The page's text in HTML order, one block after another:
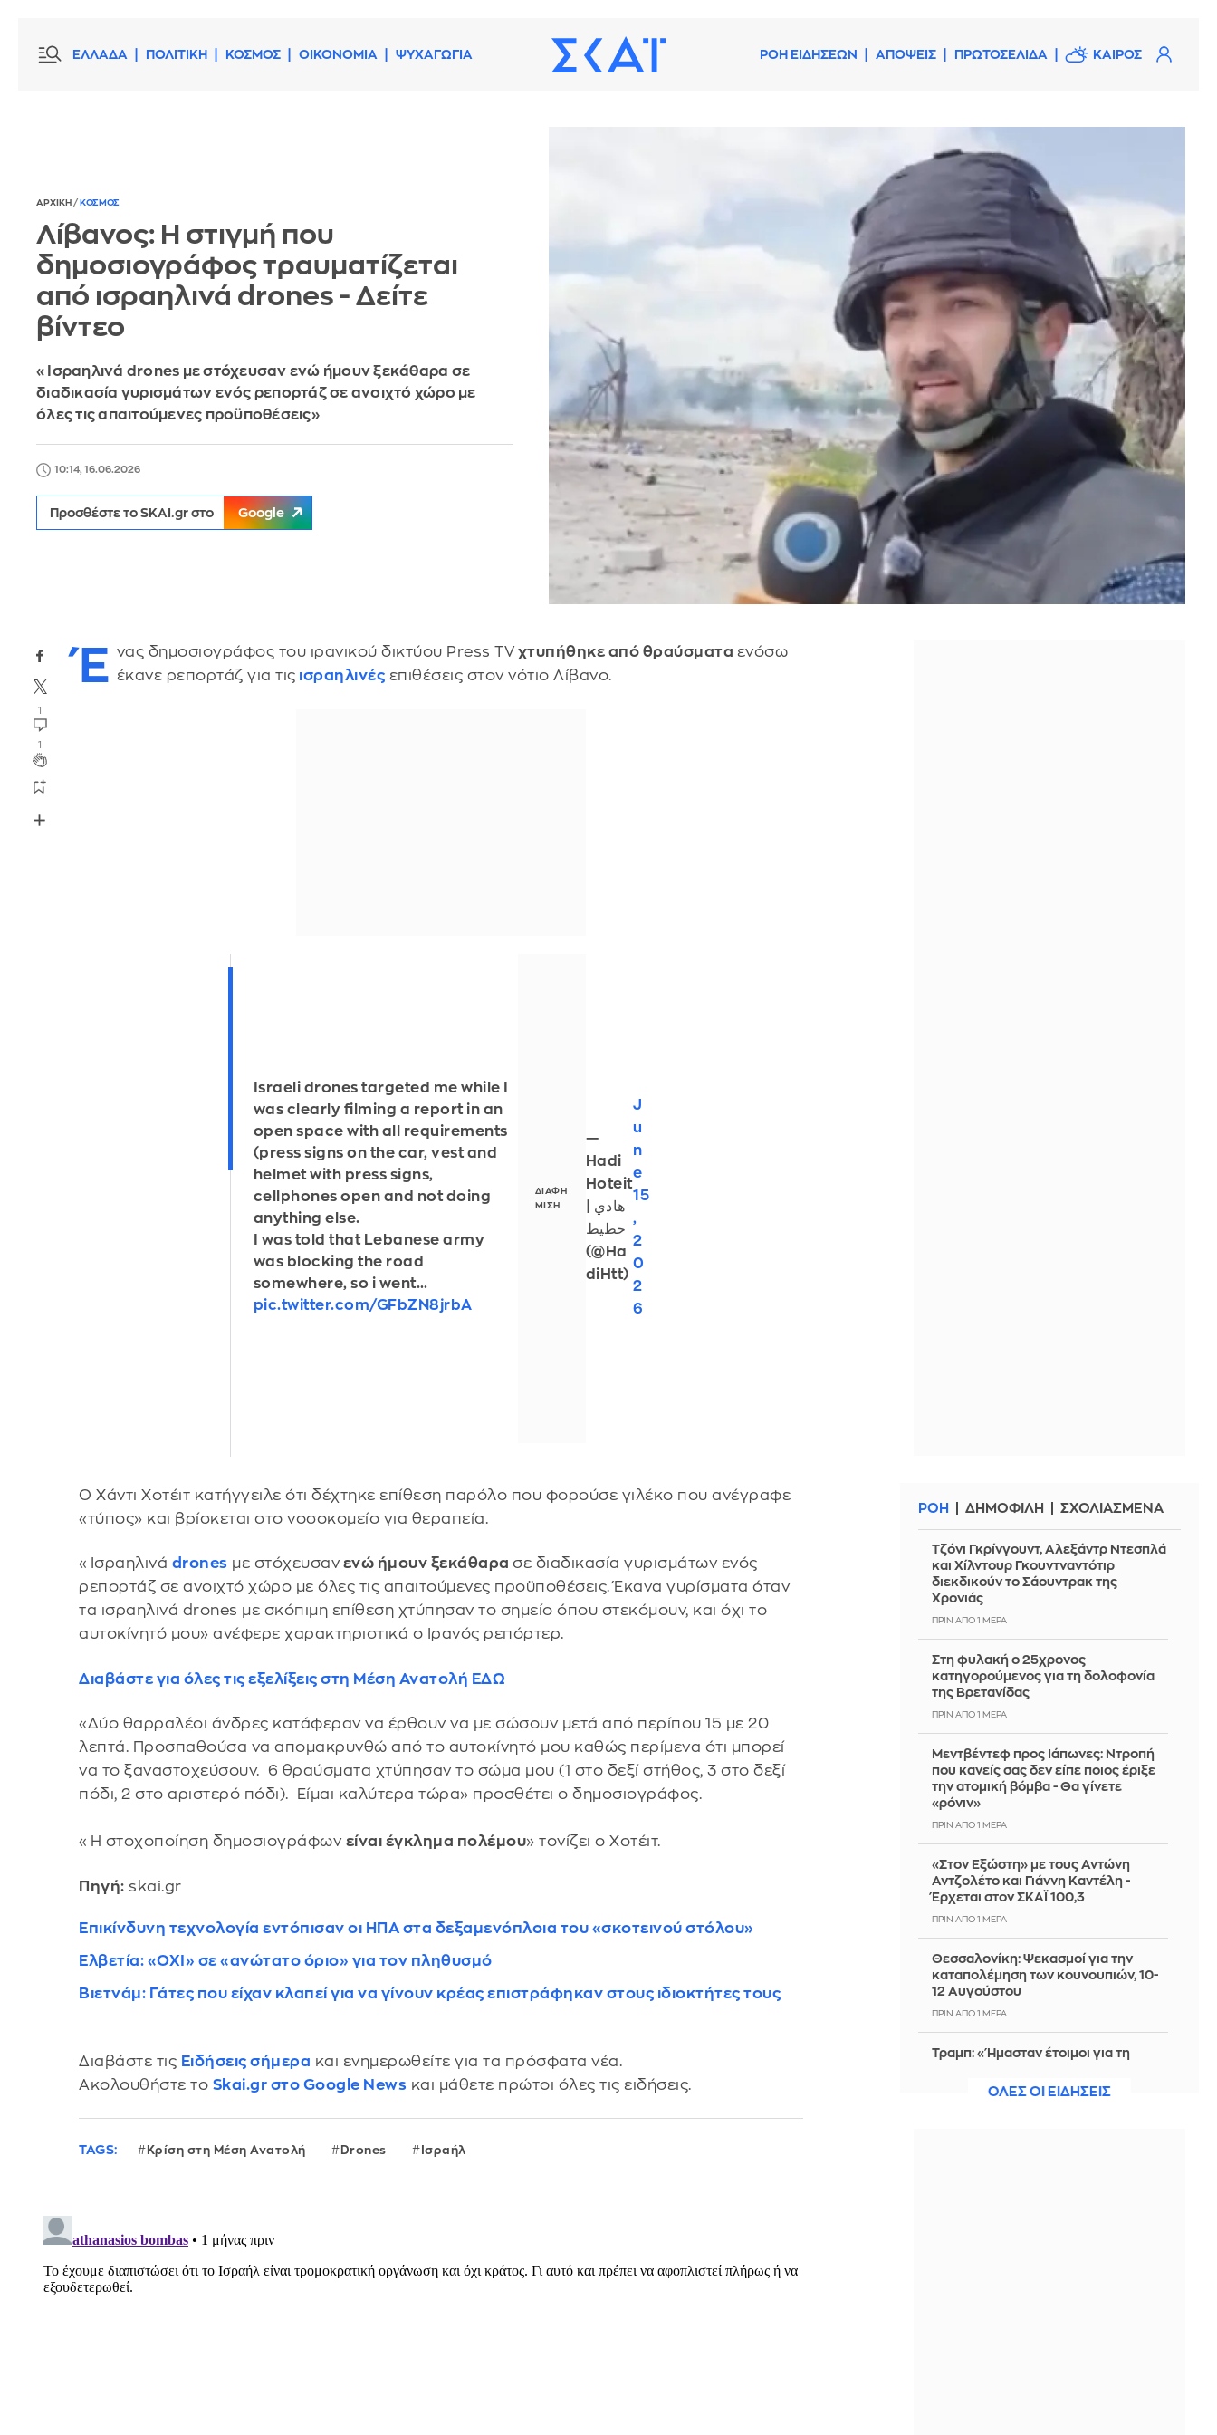
ΕΛΛΑΔΑ ΠΟΛΙΤΙΚΗ ΚΟΣΜΟΣ ΟΙΚΟΝΟΜΙΑ ΨΥΧΑΓΩΓΙΑ ΡΟΗ ΕΙΔΗΣΕΩΝ ΑΠΟΨΕΙΣ ΠΡΩΤΟΣΕΛΙΔΑ ΚΑΙΡΟΣ
ΑΡΧΙΚΗ / ΚΟΣΜΟΣ
Λίβανος: Η στιγμή που
δημοσιογράφος τραυματίζεται
από ισραηλινά drones - Δείτε
βίντεο
«Ισραηλινά drones με στόχευσαν ενώ ήμουν ξεκάθαρα σε
διαδικασία γυρισμάτων ενός ρεπορτάζ σε ανοιχτό χώρο με
όλες τις απαιτούμενες προϋποθέσεις»
10:14, 16.06.2026
Προσθέστε το SKAI.gr στο Google
1
1
Έ νας δημοσιογράφος του ιρανικού δικτύου Press TV χτυπήθηκε από θραύσματα ενόσω
έκανε ρεπορτάζ για τις ισραηλινές επιθέσεις στον νότιο Λίβανο.
Israeli drones targeted me while I
was clearly filming a report in an
open space with all requirements
(press signs on the car, vest and
helmet with press signs,
cellphones open and not doing
anything else.
I was told that Lebanese army
was blocking the road
somewhere, so i went…
pic.twitter.com/GFbZN8jrbA
—
Hadi
Hoteit
حطيط
(@Ha
diHtt)
J
u
n
e
15
,
2
0
2
6
Ο Χάντι Χοτέιτ κατήγγειλε ότι δέχτηκε επίθεση παρόλο που φορούσε γιλέκο που ανέγραφε
«τύπος» και βρίσκεται στο νοσοκομείο για θεραπεία.
«Ισραηλινά drones με στόχευσαν ενώ ήμουν ξεκάθαρασε διαδικασία γυρισμάτων ενός
ρεπορτάζ σε ανοιχτό χώρο με όλες τις απαιτούμενες προϋποθέσεις. Έκανα γυρίσματα όταν
τα ισραηλινά drones με σκόπιμη επίθεση χτύπησαν το σημείο όπου στεκόμουν, και όχι το
αυτοκίνητό μου» ανέφερε χαρακτηριστικά ο Ιρανός ρεπόρτερ.
Διαβάστε για όλες τις εξελίξεις στη Μέση Ανατολή ΕΔΩ
«Δύο θαρραλέοι άνδρες κατάφεραν να έρθουν να με σώσουν μετά από περίπου 15 με 20
λεπτά. Προσπαθούσα να απομακρυνθώ από το αυτοκίνητό μου καθώς περίμενα ότι μπορεί
να το ξαναστοχεύσουν. 6 θραύσματα χτύπησαν το σώμα μου (1 στο δεξί στήθος, 3 στο δεξί
πόδι, 2 στο αριστερό πόδι). Είμαι καλύτερα τώρα» προσθέτει ο δημοσιογράφος.
«Η στοχοποίηση δημοσιογράφων είναι έγκλημα πολέμου» τονίζει ο Χοτέιτ.
Πηγή: skai.gr
Επικίνδυνη τεχνολογία εντόπισαν οι ΗΠΑ στα δεξαμενόπλοια του «σκοτεινού στόλου»
Ελβετία: «ΟΧΙ» σε «ανώτατο όριο» για τον πληθυσμό
Βιετνάμ: Γάτες που είχαν κλαπεί για να γίνουν κρέας επιστράφηκαν στους ιδιοκτήτες τους
Διαβάστε τις Ειδήσεις σήμερα και ενημερωθείτε για τα πρόσφατα νέα.
Ακολουθήστε το Skai.gr στο Google News και μάθετε πρώτοι όλες τις ειδήσεις.
TAGS: Κρίση στη Μέση Ανατολή Drones Ισραήλ
ΡΟΗ ΔΗΜΟΦΙΛΗ ΣΧΟΛΙΑΣΜΕΝΑ
Τζόνι Γκρίνγουντ, Αλεξάντρ Ντεσπλά
και Χίλντουρ Γκουντναντότιρ
διεκδικούν το Σάουντρακ της
Χρονιάς
ΠΡΙΝ ΑΠΌ 1 ΜΈΡΑ
Στη φυλακή ο 25χρονος
κατηγορούμενος για τη δολοφονία
της Βρετανίδας
ΠΡΙΝ ΑΠΌ 1 ΜΈΡΑ
Μεντβέντεφ προς Ιάπωνες: Ντροπή
που κανείς σας δεν είπε ποιος έριξε
την ατομική βόμβα - Θα γίνετε
«ρόνιν»
ΠΡΙΝ ΑΠΌ 1 ΜΈΡΑ
«Στον Εξώστη» με τους Αντώνη
Αντζολέτο και Γιάννη Καντέλη -
Έρχεται στον ΣΚΑΪ 100,3
ΠΡΙΝ ΑΠΌ 1 ΜΈΡΑ
Θεσσαλονίκη: Ψεκασμοί για την
καταπολέμηση των κουνουπιών, 10-
12 Αυγούστου
ΠΡΙΝ ΑΠΌ 1 ΜΈΡΑ
Τραμπ: «Ήμασταν έτοιμοι για τη
Παγκόσμιο Πόλεμο – Το Ιράν μας
ΟΛΕΣ ΟΙ ΕΙΔΗΣΕΙΣ